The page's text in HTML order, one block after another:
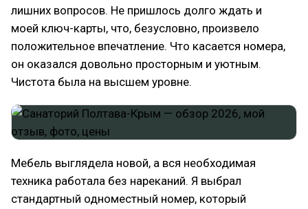
лишних вопросов. Не пришлось долго ждать и
моей ключ-карты, что, безусловно, произвело
положительное впечатление. Что касается номера,
он оказался довольно просторным и уютным.
Чистота была на высшем уровне.
Мебель выглядела новой, а вся необходимая
техника работала без нареканий. Я выбрал
стандартный одноместный номер, который